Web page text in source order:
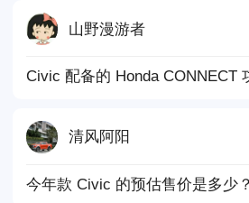
山野漫游者
Civic 配备的 Honda CONNECT
清风阿阳
今年款 Civic 的预估售价是多少？